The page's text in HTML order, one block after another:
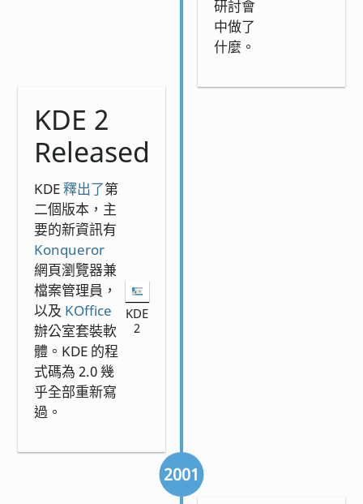
研討會
中做了
什麼。
KDE 2
Released
KDE釋出了第
二個版本，主
要的新資訊有
Konqueror
網頁瀏覽器兼
檔案管理員，
以及 KOffice
辦公室套裝軟
體。KDE 的程
式碼為 2.0 幾
乎全部重新寫
過。
KDE
2
2001